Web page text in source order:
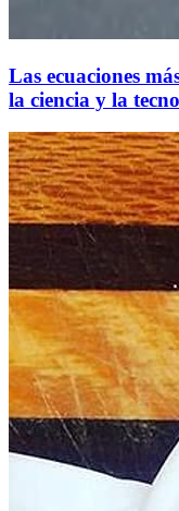
Las ecuaciones
la ciencia y la